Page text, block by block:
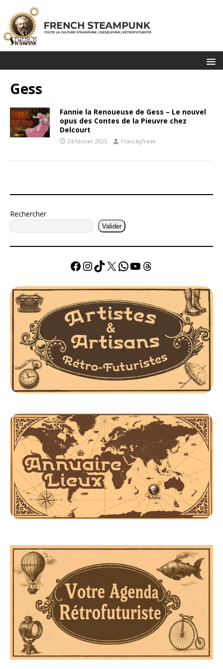
Gess
Fannie la Renoueuse de Gess – Le nouvel
opus des Contes de la Pieuvre chez
Delcourt
24 février 2025 Franckyfreak
Rechercher
Valider